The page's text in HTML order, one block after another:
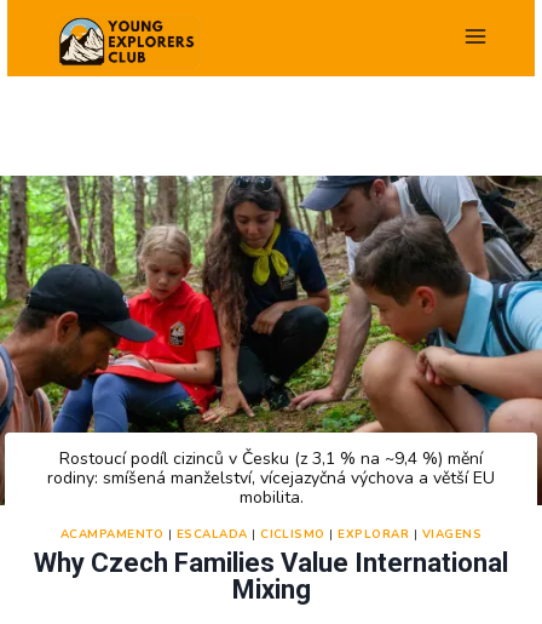
conteúdo
Why Czech Families Value International
Mixing
ACAMPAMENTO | ESCALADA |CICLISMO |EXPLORAR | VIAGENS
Rostoucí podíl cizinců v Česku (z 3,1 % na ~9,4 %) mění
rodiny: smíšená manželství, vícejazyčná výchova a větší EU
mobilita.